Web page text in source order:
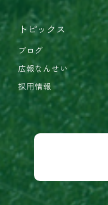
トピックス
ブログ
広報なんせい
採用情報